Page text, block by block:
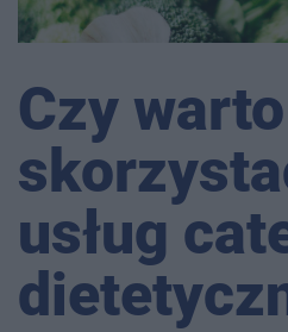
Czy warto
usług